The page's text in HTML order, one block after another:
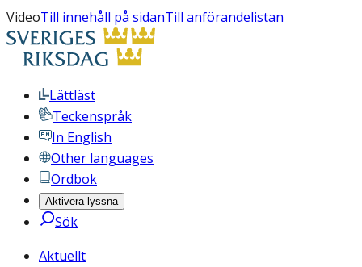
VideoTill innehåll på sidanTill anförandelistan
Lättläst
Teckenspråk
In English
Other languages
Ordbok
Aktivera lyssna
Sök
Aktuellt